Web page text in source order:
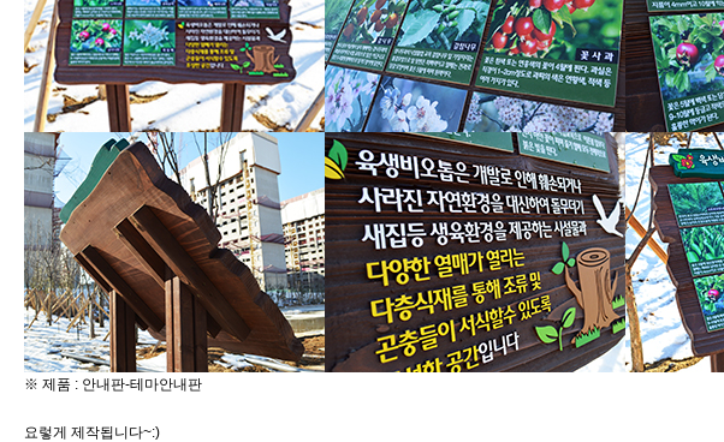
※ 제품 : 안내판-테마안내판
요렇게 제작됩니다~:)